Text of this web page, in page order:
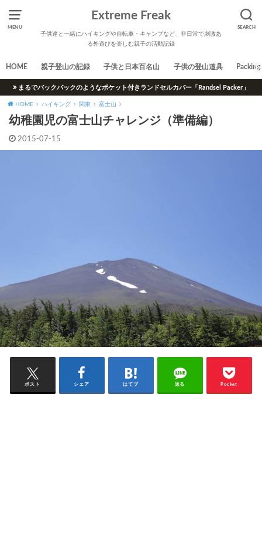
MENU SEARCH
Extreme Freak
子供達と一緒にハイキングや自転車・キャンプなど、非日常で刺激あ
る外遊びを楽しむ親子の活動記録
HOME 親子登山の記録 子供と日本百名山 子供の登山道具 Packing
まるでバックパックのようなポケット付きランドセルカバー「Randsel Packer」
HOME ハイキング 関東 富士山
幼稚園児の富士山チャレンジ（準備編）
2015-07-15
ポスト シェア はてブ 送る Pocket